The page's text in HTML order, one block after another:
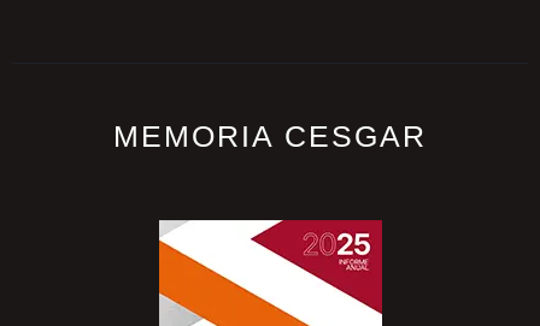
MEMORIA CESGAR